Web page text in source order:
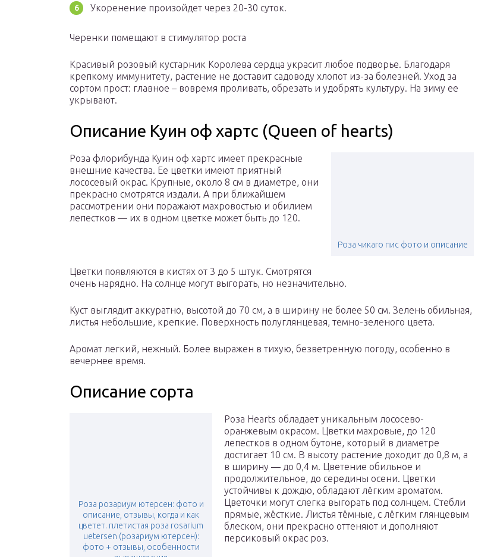
Укоренение произойдет через 20-30 суток.
Черенки помещают в стимулятор роста
Красивый розовый кустарник Королева сердца украсит любое подворье. Благодаря
крепкому иммунитету, растение не доставит садоводу хлопот из-за болезней. Уход за
сортом прост: главное – вовремя проливать, обрезать и удобрять культуру. На зиму ее
укрывают.
Описание Куин оф хартс (Queen of hearts)
Роза чикаго пис фото и описание
Роза флорибунда Куин оф хартс имеет прекрасные
внешние качества. Ее цветки имеют приятный
лососевый окрас. Крупные, около 8 см в диаметре, они
прекрасно смотрятся издали. А при ближайшем
рассмотрении они поражают махровостью и обилием
лепестков — их в одном цветке может быть до 120.
Цветки появляются в кистях от 3 до 5 штук. Смотрятся
очень нарядно. На солнце могут выгорать, но незначительно.
Куст выглядит аккуратно, высотой до 70 см, а в ширину не более 50 см. Зелень обильная,
листья небольшие, крепкие. Поверхность полуглянцевая, темно-зеленого цвета.
Аромат легкий, нежный. Более выражен в тихую, безветренную погоду, особенно в
вечернее время.
Описание сорта
Роза розариум ютерсен: фото и
описание, отзывы, когда и как
цветет. плетистая роза rosarium
uetersen (розариум ютерсен):
фото + отзывы, особенности
Роза Hearts обладает уникальным лососево-
оранжевым окрасом. Цветки махровые, до 120
лепестков в одном бутоне, который в диаметре
достигает 10 см. В высоту растение доходит до 0,8 м, а
в ширину — до 0,4 м. Цветение обильное и
продолжительное, до середины осени. Цветки
устойчивы к дождю, обладают лёгким ароматом.
Цветочки могут слегка выгорать под солнцем. Стебли
прямые, жёсткие. Листья тёмные, с лёгким глянцевым
блеском, они прекрасно оттеняют и дополняют
персиковый окрас роз.